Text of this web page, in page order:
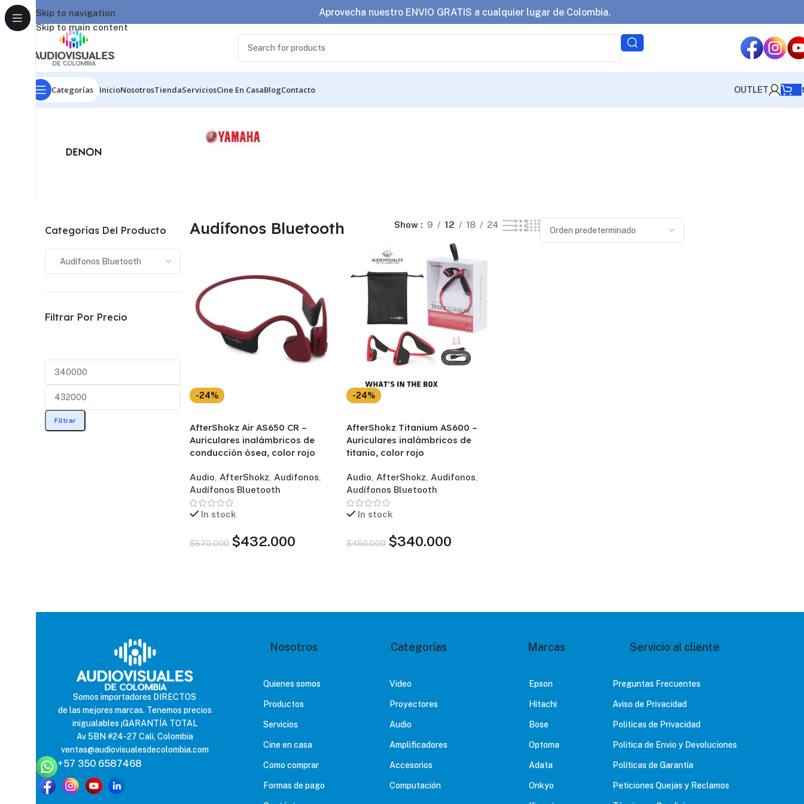
Skip to navigation
Skip to main content
Aprovecha nuestro ENVIO GRATIS a cualquier lugar de Colombia.
Categorías InicioNosotrosTiendaServiciosCine En CasaBlogContacto OUTLET
Inicio/Audio/Audífonos Bluetooth
Categorías Del Producto
Filtrar Por Precio
Filtrar
Audífonos Bluetooth Show 9 12 18 24
-24%
AfterShokz Air AS650 CR –
Auriculares inalámbricos de
conducción ósea, color rojo
Audio, AfterShokz, Audifonos,
Audífonos Bluetooth
In stock
$570.000 $432.000
-24%
AfterShokz Titanium AS600 –
Auriculares inalámbricos de
titanio, color rojo
Audio, AfterShokz, Audifonos,
Audífonos Bluetooth
In stock
$450.000 $340.000
Somos importadores DIRECTOS
de las mejores marcas. Tenemos precios
inigualables ¡GARANTÍA TOTAL
Av 5BN #24-27 Cali, Colombia
ventas@audiovisualesdecolombia.com
+57 350 6587468
Nosotros
Quienes somos
Productos
Servicios
Cine en casa
Como comprar
Formas de pago
Categorías
Video
Proyectores
Audio
Amplificadores
Accesorios
Computación
Marcas
Epson
Hitachi
Bose
Optoma
Adata
Onkyo
Servicio al cliente
Preguntas Frecuentes
Aviso de Privacidad
Politicas de Privacidad
Politica de Envio y Devoluciones
Políticas de Garantía
Peticiones Quejas y Reclamos